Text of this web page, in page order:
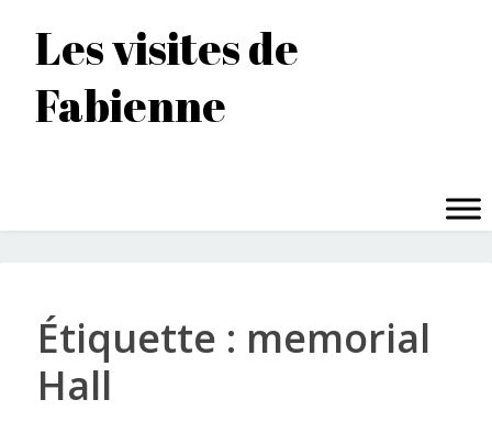
contenu
principal
Les visites de
Fabienne
Étiquette : memorial
Hall